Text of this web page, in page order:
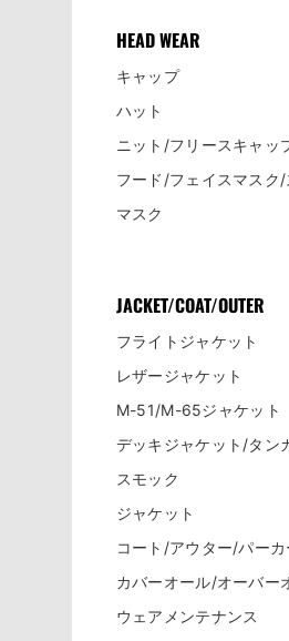
HEAD WEAR
キャップ
ハット
ニット/フリースキャッ
フード/フェイスマスク/
マスク
JACKET/COAT/OUTER
フライトジャケット
レザージャケット
M-51/M-65ジャケット
デッキジャケット/タン
スモック
ジャケット
コート/アウター/パーカ
カバーオール/オーバー
ウェアメンテナンス